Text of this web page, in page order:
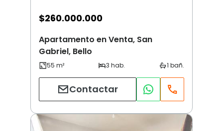
$260.000.000
Apartamento en Venta, San
Gabriel, Bello
Contactar